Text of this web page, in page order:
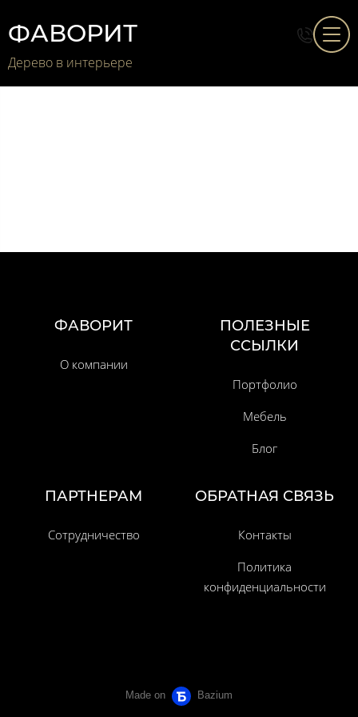
ФАВОРИТ
Дерево в интерьере
Столярные изделия
РАЗЛИЧНЫЕ ЭЛЕМЕНТЫ
ФАВОРИТ
О компании
ПОЛЕЗНЫЕ
ССЫЛКИ
Портфолио
Мебель
Блог
ПАРТНЕРАМ
Сотрудничество
ОБРАТНАЯ СВЯЗЬ
Контакты
Политика
конфиденциальности
Made on Bazium